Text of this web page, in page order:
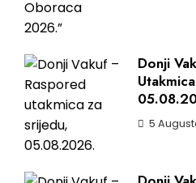
Donji
5